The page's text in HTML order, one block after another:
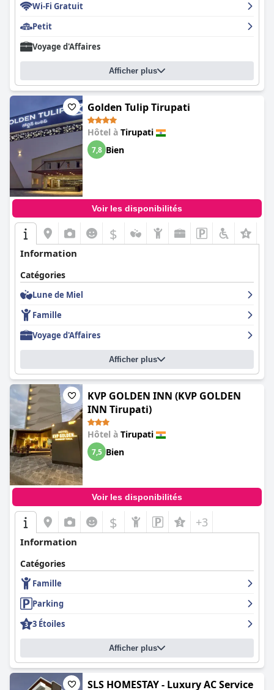
Wi-Fi Gratuit
Petit
Voyage d'Affaires
Afficher plus
Golden Tulip Tirupati
Hôtel à Tirupati
7,8 Bien
Voir les disponibilités
$
Information
Catégories
Lune de Miel
Famille
Voyage d'Affaires
Afficher plus
KVP GOLDEN INN (KVP GOLDEN
INN Tirupati)
Hôtel à Tirupati
7,5 Bien
Voir les disponibilités
$ +3
Information
Catégories
Famille
Parking
3 Étoiles
Afficher plus
SLS HOMESTAY - Luxury AC Service